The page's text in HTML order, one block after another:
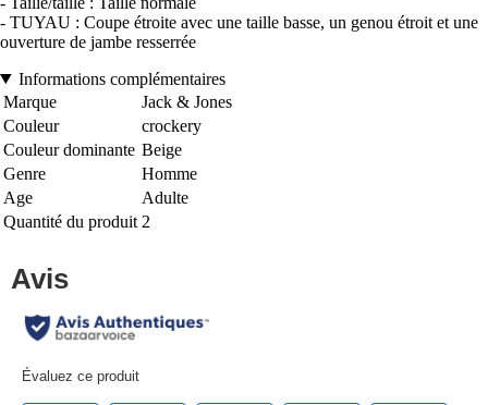
- TUYAU : Coupe étroite avec une taille basse, un genou étroit et une
ouverture de jambe resserrée
Informations complémentaires
Marque
Jack & Jones
Couleur
crockery
Couleur dominante Beige
Genre
Homme
Age
Adulte
Quantité du produit 2